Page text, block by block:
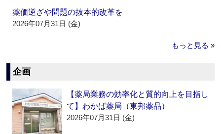
薬価逆ざや問題の抜本的改革を
2026年07月31日 (金)
もっと見る »
企画
【薬局業務の効率化と質的向上を目指し
て】わかば薬局（東邦薬品）
2026年07月31日 (金)